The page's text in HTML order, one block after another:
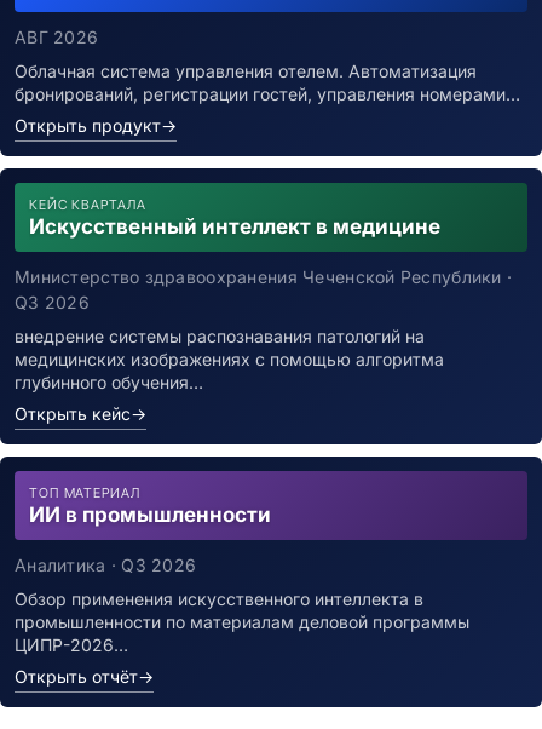
АВГ 2026
Облачная система управления отелем. Автоматизация
бронирований, регистрации гостей, управления номерами…
Открыть продукт→
КЕЙС КВАРТАЛА
Искусственный интеллект в медицине
Министерство здравоохранения Чеченской Республики ·
Q3 2026
внедрение системы распознавания патологий на
медицинских изображениях с помощью алгоритма
глубинного обучения…
Открыть кейс→
ТОП МАТЕРИАЛ
ИИ в промышленности
Аналитика · Q3 2026
Обзор применения искусственного интеллекта в
промышленности по материалам деловой программы
ЦИПР-2026…
Открыть отчёт→